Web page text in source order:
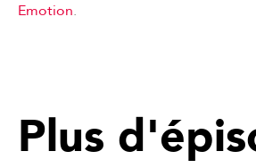
Emotion.
Plus